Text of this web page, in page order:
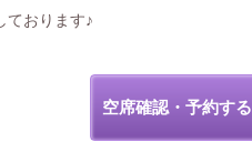
ております♪
空席確認・予約する